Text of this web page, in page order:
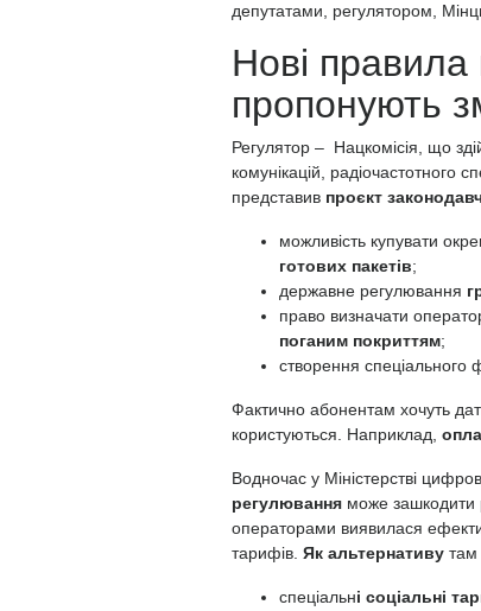
депутатами, регулятором,
Нові правила
пропонують
Регулятор – Нацкомісія, що
комунікацій, радіочастотного
представив проєкт
можливість купувати
готових пакетів;
державне регулювання
право визначати
поганим покриттям;
створення спеціального
Фактично абонентам хочуть
користуються. Наприклад,
Водночас у Міністерстві
регулювання може зашкодити
операторами виявилася
тарифів. Як альтернативу там
спеціальні соціальні